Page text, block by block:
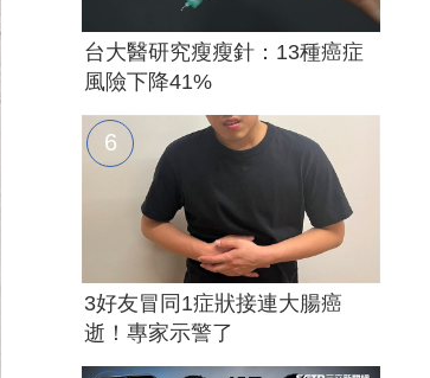
台大醫研究瘦瘦針：13種癌症
風險下降41%
3好友冒同1症狀接連大腸癌
逝！專家示警了